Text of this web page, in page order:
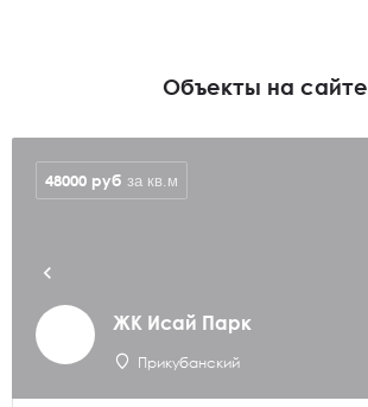
Объекты на сайте
ЖК Исай Парк
Прикубанский
48000 руб за кв.м